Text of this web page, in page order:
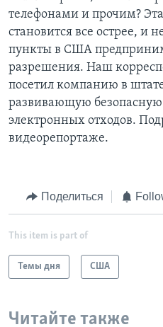
Learning English
СОЦИАЛЬНЫЕ СЕТИ
Языки
телефонами и прочим?
становится все острее, и
пункты в США
разрешения. Наш
посетил компанию в
развивающую безопасную
электронных отходов.
видеорепортаже.
Поделиться
This item is part of
Темы дня США
Читайте также